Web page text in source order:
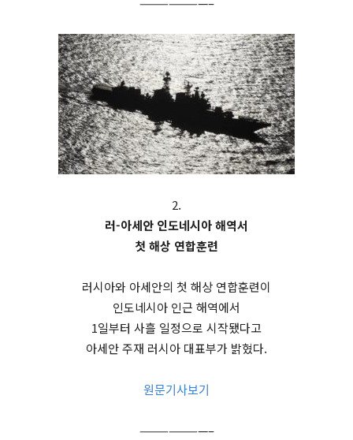
2.
러-아세안 인도네시아 해역서
첫 해상 연합훈련
러시아와 아세안의 첫 해상 연합훈련이
인도네시아 인근 해역에서
1일부터 사흘 일정으로 시작됐다고
아세안 주재 러시아 대표부가 밝혔다.
원문기사보기
———————–